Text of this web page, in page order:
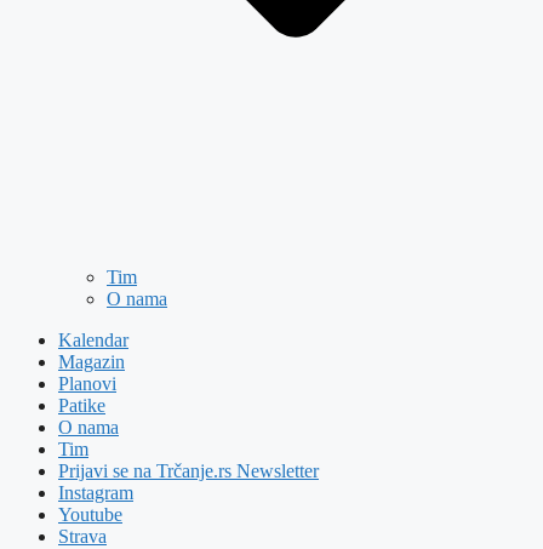
Tim
O nama
Kalendar
Magazin
Planovi
Patike
O nama
Tim
Prijavi se na Trčanje.rs Newsletter
Instagram
Youtube
Strava